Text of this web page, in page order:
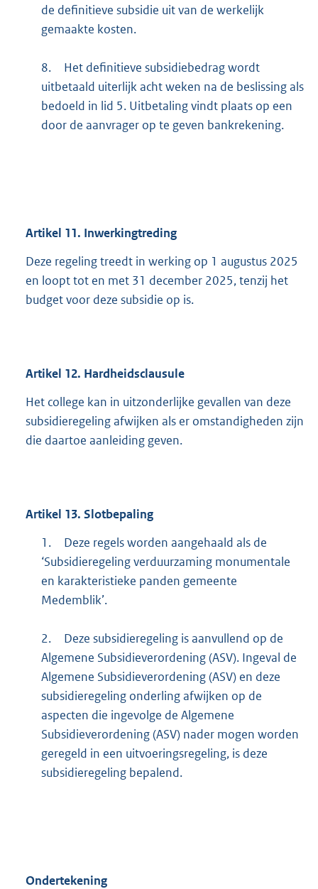
de definitieve subsidie uit van de werkelijk
gemaakte kosten.
8.
Het definitieve subsidiebedrag wordt
uitbetaald uiterlijk acht weken na de beslissing als
bedoeld in lid 5. Uitbetaling vindt plaats op een
door de aanvrager op te geven bankrekening.
Artikel 11. Inwerkingtreding
Deze regeling treedt in werking op 1 augustus 2025
en loopt tot en met 31 december 2025, tenzij het
budget voor deze subsidie op is.
Artikel 12. Hardheidsclausule
Het college kan in uitzonderlijke gevallen van deze
subsidieregeling afwijken als er omstandigheden zijn
die daartoe aanleiding geven.
Artikel 13. Slotbepaling
1.
Deze regels worden aangehaald als de
‘Subsidieregeling verduurzaming monumentale
en karakteristieke panden gemeente
Medemblik’.
2.
Deze subsidieregeling is aanvullend op de
Algemene Subsidieverordening (ASV). Ingeval de
Algemene Subsidieverordening (ASV) en deze
subsidieregeling onderling afwijken op de
aspecten die ingevolge de Algemene
Subsidieverordening (ASV) nader mogen worden
geregeld in een uitvoeringsregeling, is deze
subsidieregeling bepalend.
Ondertekening